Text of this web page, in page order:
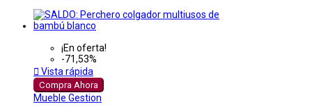
¡En oferta!
-71,53%
 Vista rápida
Compra Ahora
Mueble Gestion